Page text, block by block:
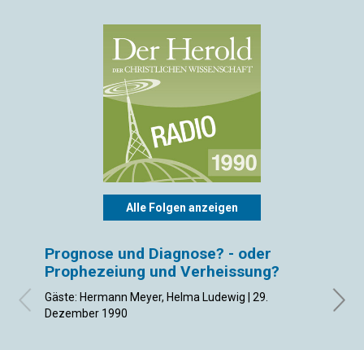
Alle Folgen anzeigen
Prognose und Diagnose? - oder
Prophezeiung und Verheissung?
Gäste: Hermann Meyer, Helma Ludewig | 29.
Dezember 1990